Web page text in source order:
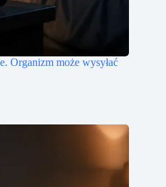
Organizm może wysyłać